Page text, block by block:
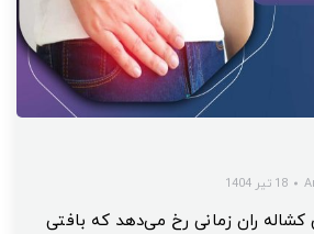
18 تیر 1404
کشاله ران زمانی رخ می‌دهد که بافتی